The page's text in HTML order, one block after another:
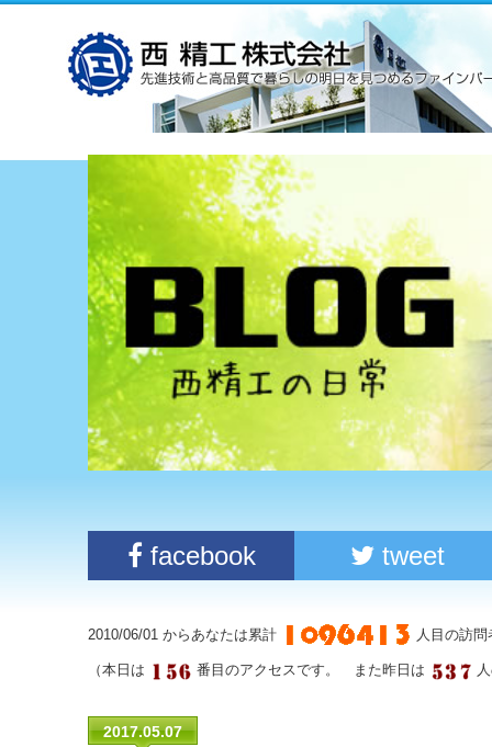
facebook tweet
2010/06/01 からあなたは累計 人目の訪
（本日は 番目のアクセスです。 また昨日は
2017.05.07